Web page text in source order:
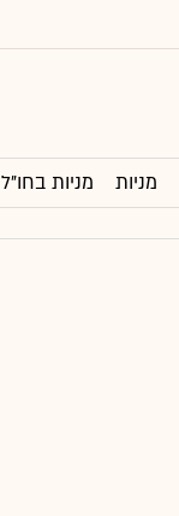
מניות מניות בחו"ל